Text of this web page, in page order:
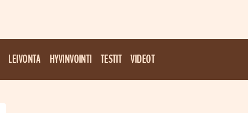
LEIVONTA HYVINVOINTI TESTIT VIDEOT